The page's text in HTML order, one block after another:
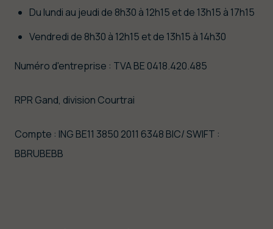
Du lundi au jeudi de 8h30 à 12h15 et de 13h15 à 17h15
Vendredi de 8h30 à 12h15 et de 13h15 à 14h30
Numéro d'entreprise : TVA BE 0418.420.485
RPR Gand, division Courtrai
Compte : ING BE11 3850 2011 6348 BIC/ SWIFT :
BBRUBEBB